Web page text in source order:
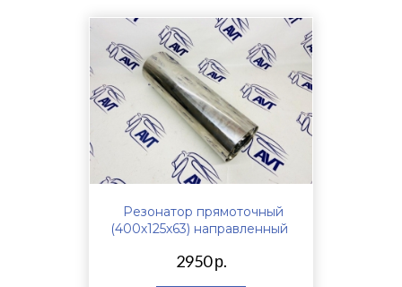
Резонатор прямоточный
(400х125х63) направленный
2950 р.